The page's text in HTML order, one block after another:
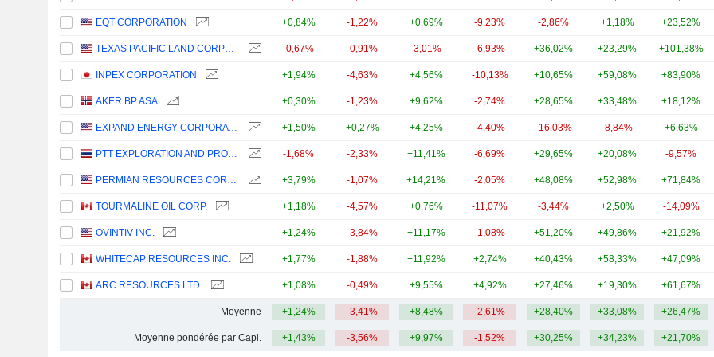
EQT CORPORATION +0,84% -1,22% +0,69% -9,23% -2,86% +1,18% +23,52%
TEXAS PACIFIC LAND CORPORATION -0,67% -0,91% -3,01% -6,93% +36,02% +23,29% +101,38%
INPEX CORPORATION +1,94% -4,63% +4,56% -10,13% +10,65% +59,08% +83,90%
AKER BP ASA +0,30% -1,23% +9,62% -2,74% +28,65% +33,48% +18,12%
EXPAND ENERGY CORPORATION +1,50% +0,27% +4,25% -4,40% -16,03% -8,84% +6,63%
PTT EXPLORATION AND PRODUCTION -1,68% -2,33% +11,41% -6,69% +29,65% +20,08% -9,57%
PERMIAN RESOURCES CORPORATION +3,79% -1,07% +14,21% -2,05% +48,08% +52,98% +71,84%
TOURMALINE OIL CORP. +1,18% -4,57% +0,76% -11,07% -3,44% +2,50% -14,09%
OVINTIV INC. +1,24% -3,84% +11,17% -1,08% +51,20% +49,86% +21,92%
WHITECAP RESOURCES INC. +1,77% -1,88% +11,92% +2,74% +40,43% +58,33% +47,09%
ARC RESOURCES LTD. +1,08% -0,49% +9,55% +4,92% +27,46% +19,30% +61,67%
Moyenne +1,24% -3,41% +8,48% -2,61% +28,40% +33,08% +26,47%
Moyenne pondérée par Capi. +1,43% -3,56% +9,97% -1,52% +30,25% +34,23% +21,70%